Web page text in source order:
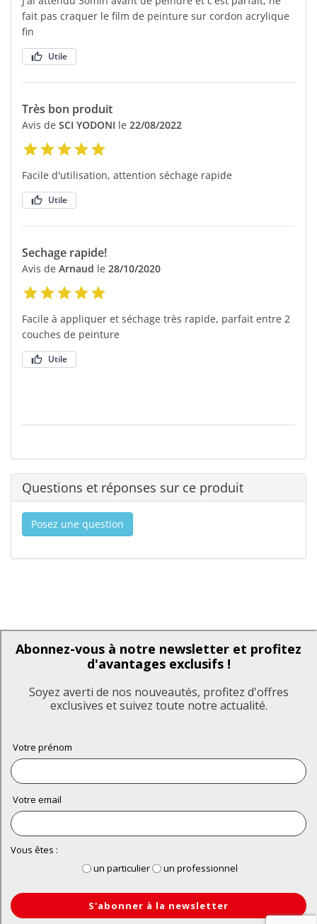
fait pas craquer le film de peinture sur cordon acrylique
fin
Utile
Très bon produit
Avis de SCI YODONI le 22/08/2022
Facile d'utilisation, attention séchage rapide
Utile
Sechage rapide!
Avis de Arnaud le 28/10/2020
Facile à appliquer et séchage très rapide, parfait entre 2
couches de peinture
Utile
Questions et réponses sur ce produit
Posez une question